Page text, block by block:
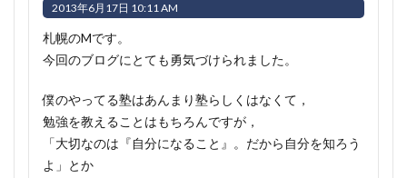
2013年6月17日 10:11 AM
札幌のMです。
今回のブログにとても勇気づけられました。
僕のやってる塾はあんまり塾らしくはなくて，
勉強を教えることはもちろんですが，
「大切なのは『自分になること』。だから自分を知ろう
よ」とか